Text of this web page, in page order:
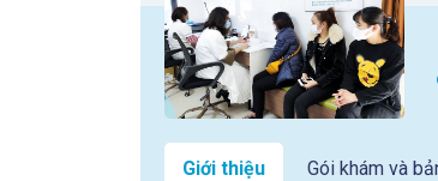
Giới thiệu Gói khám và